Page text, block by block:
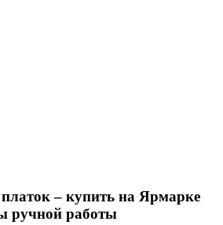
– купить на Ярмарке
ручной работы